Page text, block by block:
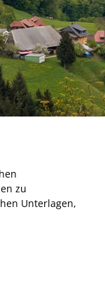
zu
Unterlagen,